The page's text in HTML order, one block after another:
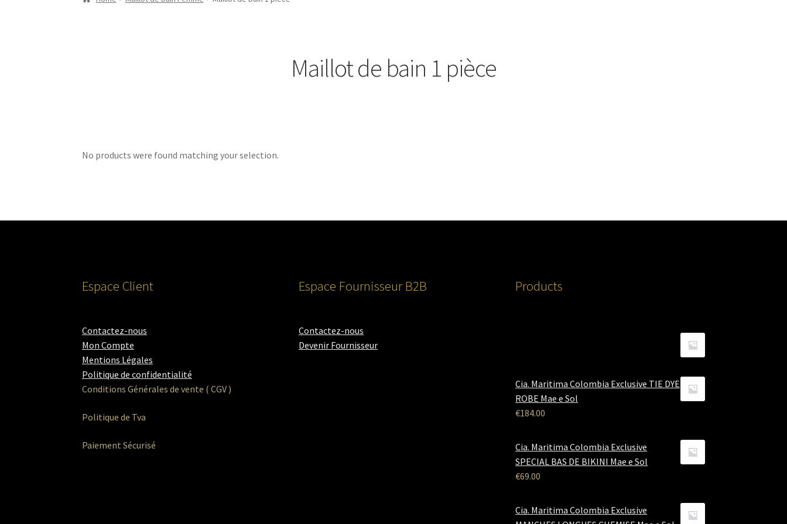
Maillot de bain 1 pièce
No products were found matching your selection.
Espace Client
Contactez-nous
Mon Compte
Mentions Légales
Politique de confidentialité
Conditions Générales de vente ( CGV )
Politique de Tva
Paiement Sécurisé
Espace Fournisseur B2B
Contactez-nous
Devenir Fournisseur
Products
Cia. Maritima Colombia Exclusive TIE DYE
ROBE Mae e Sol
€184.00
Cia. Maritima Colombia Exclusive
SPECIAL BAS DE BIKINI Mae e Sol
€69.00
Cia. Maritima Colombia Exclusive